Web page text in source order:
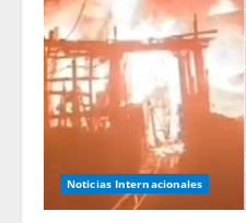
Noticias Internacionales